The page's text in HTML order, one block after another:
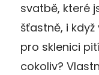
svatbě, které
šťastně, i
pro sklenici
cokoliv?